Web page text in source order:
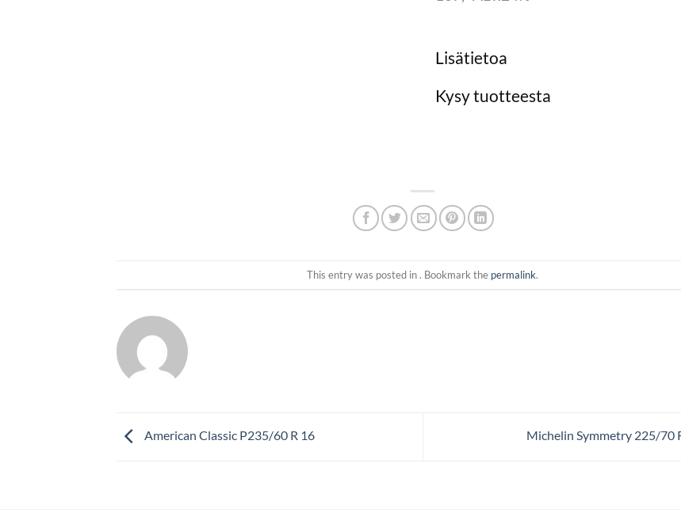
Lisätietoa
Kysy tuotteesta
This entry was posted in . Bookmark the permalink.
American Classic P235/60 R 16 Michelin Symmetry 225/70